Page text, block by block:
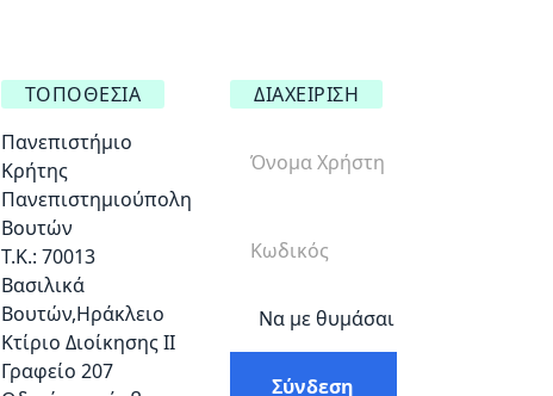
ΤΟΠΟΘΕΣΊΑ
Πανεπιστήμιο
Κρήτης
Πανεπιστημιούπολη
Βουτών
Τ.Κ.: 70013
Βασιλικά
Βουτών,Ηράκλειο
Κτίριο Διοίκησης ΙΙ
Γραφείο 207
ΔΙΑΧΕΊΡΙΣΗ
Να με θυμάσαι
Σύνδεση